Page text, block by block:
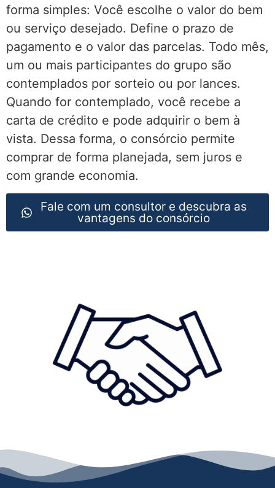
forma simples: Você escolhe o valor do bem
ou serviço desejado. Define o prazo de
pagamento e o valor das parcelas. Todo mês,
um ou mais participantes do grupo são
contemplados por sorteio ou por lances.
Quando for contemplado, você recebe a
carta de crédito e pode adquirir o bem à
vista. Dessa forma, o consórcio permite
comprar de forma planejada, sem juros e
com grande economia.
Fale com um consultor e descubra as
vantagens do consórcio